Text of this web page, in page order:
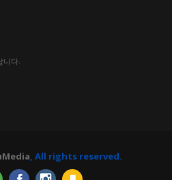
니다.
, All rights reserved.